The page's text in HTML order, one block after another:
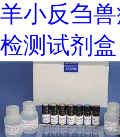
羊小反刍
检测试剂盒